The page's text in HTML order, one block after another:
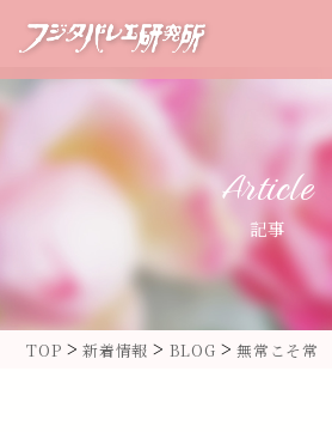
Article
記事
TOP >新着情報 > BLOG >無常こそ常